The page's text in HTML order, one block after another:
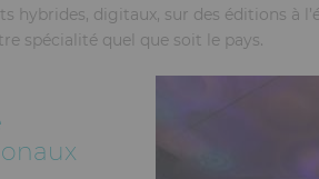
hybrides, digitaux, sur des éditions à
spécialité quel que soit le pays.